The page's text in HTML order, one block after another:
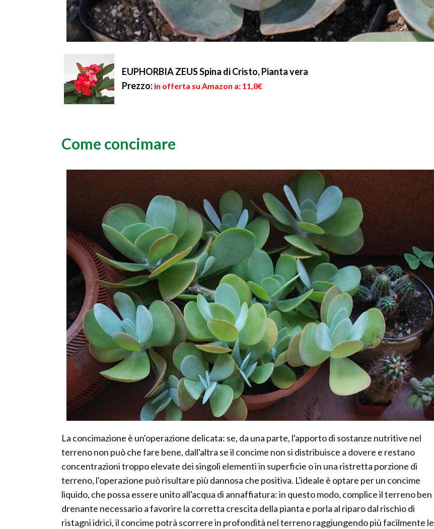
EUPHORBIA ZEUS Spina di Cristo, Pianta vera
Prezzo: in offerta su Amazon a: 11,8€
Come concimare
La concimazione è un'operazione delicata: se, da una parte, l'apporto di sostanze nutritive nel
terreno non può che fare bene, dall'altra se il concime non si distribuisce a dovere e restano
concentrazioni troppo elevate dei singoli elementi in superficie o in una ristretta porzione di
terreno, l'operazione può risultare più dannosa che positiva. L'ideale è optare per un concime
liquido, che possa essere unito all'acqua di annaffiatura: in questo modo, complice il terreno ben
drenante necessario a favorire la corretta crescita della pianta e porla al riparo dal rischio di
ristagni idrici, il concime potrà scorrere in profondità nel terreno raggiungendo più facilmente le